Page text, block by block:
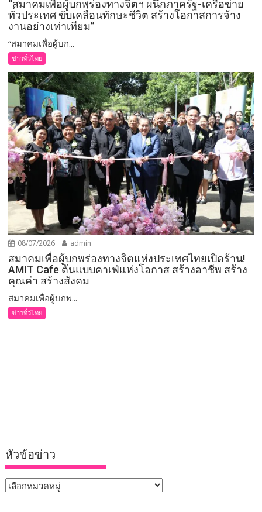
“สมาคมเพื่อผู้บกพร่องทางจิตฯ ผนึกภาครัฐ-เครือข่าย
ทั่วประเทศ ขับเคลื่อนทักษะชีวิต สร้างโอกาสการจ้าง
งานอย่างเท่าเทียม”
“สมาคมเพื่อผู้บก...
ข่าวทั่วไทย
08/07/2026 admin
สมาคมเพื่อผู้บกพร่องทางจิตแห่งประเทศไทยเปิดร้าน!
AMIT Cafe ต้นแบบคาเฟ่แห่งโอกาส สร้างอาชีพ สร้าง
คุณค่า สร้างสังคม
สมาคมเพื่อผู้บกพ...
ข่าวทั่วไทย
หัวข้อข่าว
หัวข้อ